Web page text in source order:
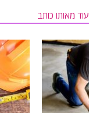
עוד מאותו כותב